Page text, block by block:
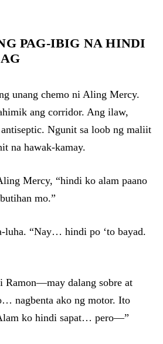
PAG-IBIG NA HINDI
unang chemo ni Aling Mercy.
ang corridor. Ang ilaw,
Ngunit sa loob ng maliit
na hawak-kamay.
Mercy, “hindi ko alam paano
mo.”
“Nay… hindi po ‘to bayad.
Ramon—may dalang sobre at
nagbenta ako ng motor. Ito
ko hindi sapat… pero—”